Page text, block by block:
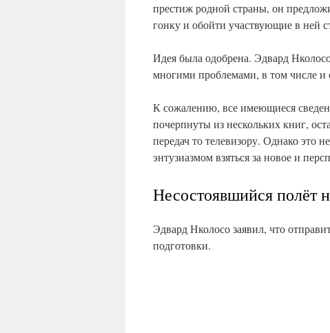
престиж родной страны, он
гонку и обойти участвующие в ней
Идея была одобрена. Эдвард
многими проблемами, в том числе и
К сожалению, все имеющиеся
почерпнуты из нескольких книг,
передач то телевизору. Однако это
энтузиазмом взяться за новое и
Несостоявшийся полёт
Эдвард Нколосо заявил, что
подготовки.